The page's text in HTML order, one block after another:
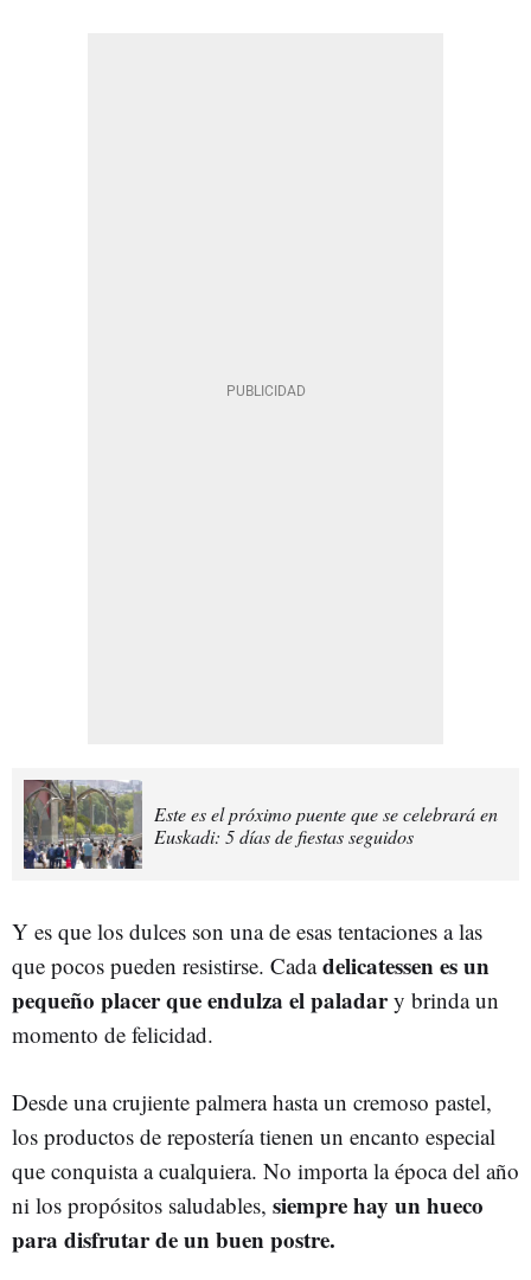
Este es el próximo puente que se celebrará en
Euskadi: 5 días de fiestas seguidos
Y es que los dulces son una de esas tentaciones a las
que pocos pueden resistirse. Cadadelicatessen es un
pequeño placer que endulza el paladary brinda un
momento de felicidad.
Desde una crujiente palmera hasta un cremoso pastel,
los productos de repostería tienen un encanto especial
que conquista a cualquiera. No importa la época del año
ni los propósitos saludables, siempre hay un hueco
para disfrutar de un buen postre.